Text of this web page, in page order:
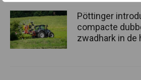
Pöttinger
compacte
zwadhark in de